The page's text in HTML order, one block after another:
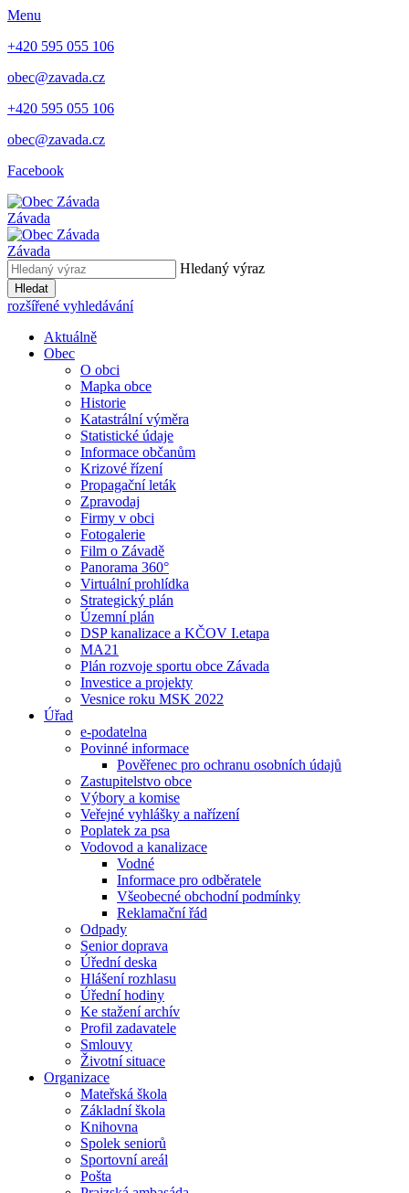
Menu
+420 595 055 106
obec@zavada.cz
+420 595 055 106
obec@zavada.cz
Facebook
Závada
Závada
Hledaný výraz
Hledat
rozšířené vyhledávání
Aktuálně
Obec
O obci
Mapka obce
Historie
Katastrální výměra
Statistické údaje
Informace občanům
Krizové řízení
Propagační leták
Zpravodaj
Firmy v obci
Fotogalerie
Film o Závadě
Panorama 360°
Virtuální prohlídka
Strategický plán
Územní plán
DSP kanalizace a KČOV I.etapa
MA21
Plán rozvoje sportu obce Závada
Investice a projekty
Vesnice roku MSK 2022
Úřad
e-podatelna
Povinné informace
Pověřenec pro ochranu osobních údajů
Zastupitelstvo obce
Výbory a komise
Veřejné vyhlášky a nařízení
Poplatek za psa
Vodovod a kanalizace
Vodné
Informace pro odběratele
Všeobecné obchodní podmínky
Reklamační řád
Odpady
Senior doprava
Úřední deska
Hlášení rozhlasu
Úřední hodiny
Ke stažení archív
Profil zadavatele
Smlouvy
Životní situace
Organizace
Mateřská škola
Základní škola
Knihovna
Spolek seniorů
Sportovní areál
Pošta